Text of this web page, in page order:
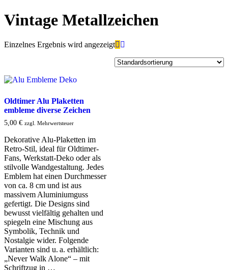
Vintage Metallzeichen
Einzelnes Ergebnis wird angezeigt
Oldtimer Alu Plaketten
embleme diverse Zeichen
5,00 € zzgl. Mehrwertsteuer
Dekorative Alu-Plaketten im
Retro-Stil, ideal für Oldtimer-
Fans, Werkstatt-Deko oder als
stilvolle Wandgestaltung. Jedes
Emblem hat einen Durchmesser
von ca. 8 cm und ist aus
massivem Aluminiumguss
gefertigt. Die Designs sind
bewusst vielfältig gehalten und
spiegeln eine Mischung aus
Symbolik, Technik und
Nostalgie wider. Folgende
Varianten sind u. a. erhältlich:
„Never Walk Alone“ – mit
Schriftzug in …